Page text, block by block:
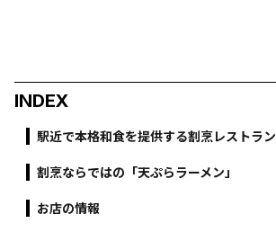
INDEX
駅近で本格和食を提供する割烹レストラン
割烹ならではの「天ぷらラーメン」
お店の情報